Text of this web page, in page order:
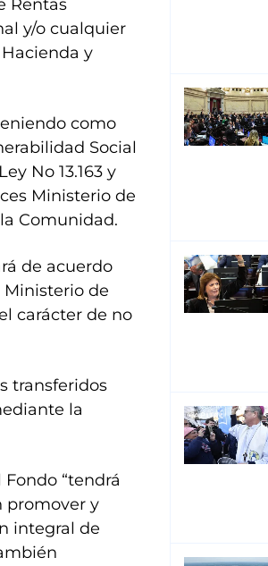
Rentas
y/o cualquier
y
como
Social
No 13.163 y
Ministerio de
Comunidad.
de acuerdo
de
carácter de no
transferidos
la
“tendrá
promover y
integral de